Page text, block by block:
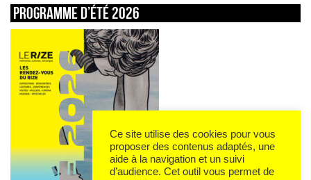
Programme d’été 2026
Ce site utilise des cookies pour vous
proposer des contenus adaptés, une
aide à la navigation et un suivi
d’audience. Cet outil vous permet de